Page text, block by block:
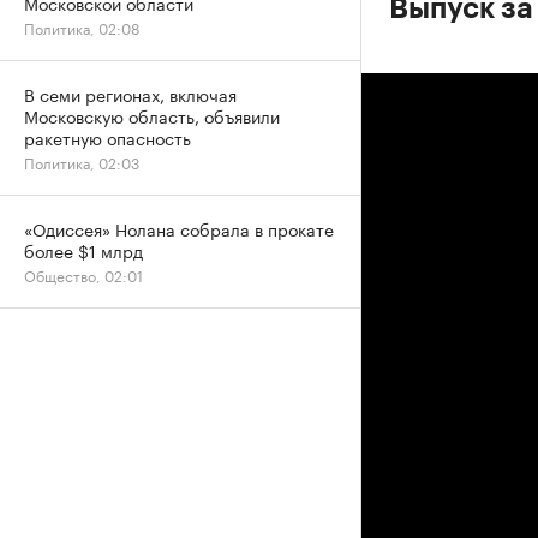
Выпуск
Политика, 02:08
В семи регионах, включая
Московскую область, объявили
ракетную опасность
Политика, 02:03
«Одиссея» Нолана собрала в прокате
более $1 млрд
Общество, 02:01